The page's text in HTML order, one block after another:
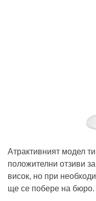
Атрактивният модел
положителни отзиви
висок, но при
ще се побере на бюро.